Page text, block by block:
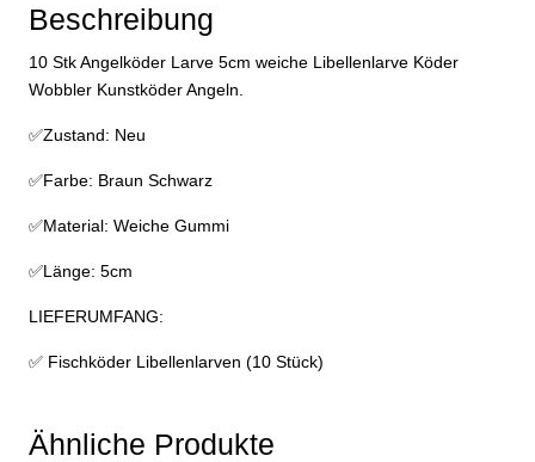
Angeln
Menge
Beschreibung
10 Stk Angelköder Larve 5cm weiche Libellenlarve Köder
Wobbler Kunstköder Angeln.
✅Zustand: Neu
✅Farbe: Braun Schwarz
✅Material: Weiche Gummi
✅Länge: 5cm
LIEFERUMFANG:
✅ Fischköder Libellenlarven (10 Stück)
Ähnliche Produkte